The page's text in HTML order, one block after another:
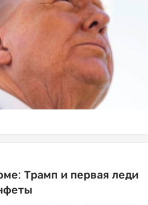
Трамп и первая леди